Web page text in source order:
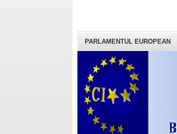
PARLAMENTUL EUROPEAN